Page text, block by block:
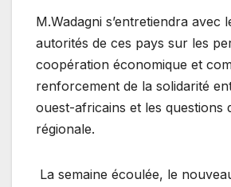
M.Wadagni s’entretiendra avec
autorités de ces pays sur les
coopération économique et
renforcement de la solidarité
ouest-africains et les questions
régionale.
La semaine écoulée, le